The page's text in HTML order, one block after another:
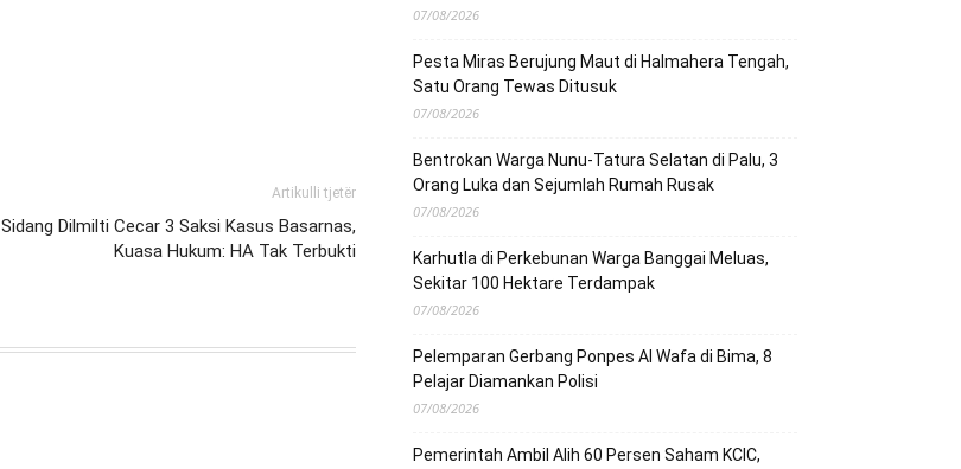
Artikulli tjetër
Sidang Dilmilti Cecar 3 Saksi Kasus Basarnas,
Kuasa Hukum: HA Tak Terbukti
07/08/2026
Pesta Miras Berujung Maut di Halmahera Tengah,
Satu Orang Tewas Ditusuk
07/08/2026
Bentrokan Warga Nunu-Tatura Selatan di Palu, 3
Orang Luka dan Sejumlah Rumah Rusak
07/08/2026
Karhutla di Perkebunan Warga Banggai Meluas,
Sekitar 100 Hektare Terdampak
07/08/2026
Pelemparan Gerbang Ponpes Al Wafa di Bima, 8
Pelajar Diamankan Polisi
07/08/2026
Pemerintah Ambil Alih 60 Persen Saham KCIC,